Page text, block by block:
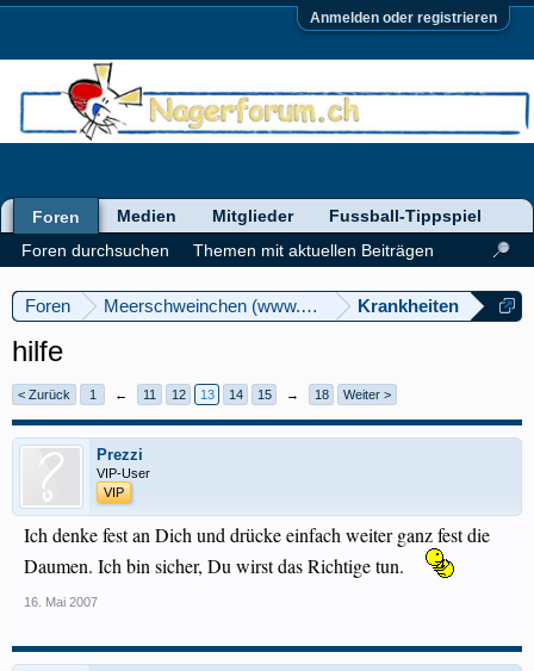
Anmelden oder registrieren
Foren Meerschweinchen (www.meerschweinforum.ch)
Krankheiten
hilfe
< Zurück 1 ← 11 12 13 14 15 → 18 Weiter >
Prezzi
VIP-User
VIP
Ich denke fest an Dich und drücke einfach weiter ganz fest die
Daumen. Ich bin sicher, Du wirst das Richtige tun.
16. Mai 2007
Foren
Foren durchsuchen
Themen mit aktuellen Beiträgen
Medien Mitglieder Fussball-Tippspiel